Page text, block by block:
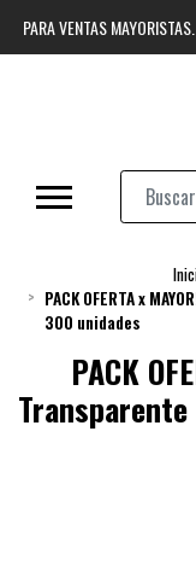
PARA VENTAS
PACK OFERTA x
300 unidades
PACK